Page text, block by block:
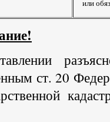
или
ст. 20